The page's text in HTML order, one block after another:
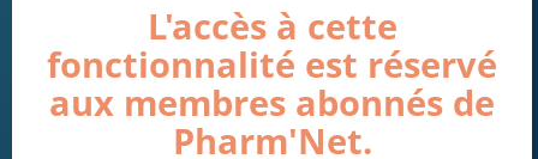
L'accès à cette
fonctionnalité est réservé
aux membres abonnés de
Pharm'Net.